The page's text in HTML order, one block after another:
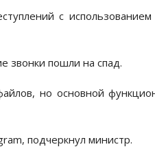
с
звонки пошли на спад.
но основной
подчеркнул министр.